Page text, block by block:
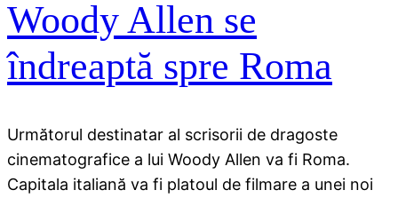
Woody Allen se
îndreaptă spre Roma
Următorul destinatar al scrisorii de dragoste
cinematografice a lui Woody Allen va fi Roma.
Capitala italiană va fi platoul de filmare a unei noi